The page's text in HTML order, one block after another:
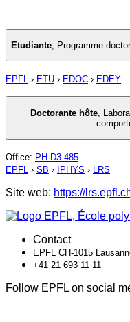
Etudiante, Programme
EPFL › ETU › EDOC › EDEY
Doctorante hôte
Office: PH D3 485
EPFL › SB › IPHYS › LRS
Site web: https://
Contact
EPFL CH-1015
+41 21 693 11 11
Follow EPFL on social